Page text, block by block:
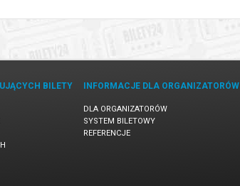
BILETY INFORMACJE DLA ORGANIZATORÓW
DLA ORGANIZATORÓW
SYSTEM BILETOWY
REFERENCJE